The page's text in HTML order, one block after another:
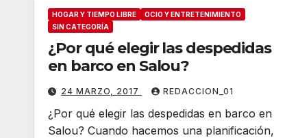
HOGAR Y TIEMPO LIBRE
OCIO Y ENTRETENIMIENTO
SIN CATEGORÍA
¿Por qué elegir las despedidas
en barco en Salou?
24 MARZO, 2017 REDACCION_01
¿Por qué elegir las despedidas en barco en
Salou? Cuando hacemos una planificación,